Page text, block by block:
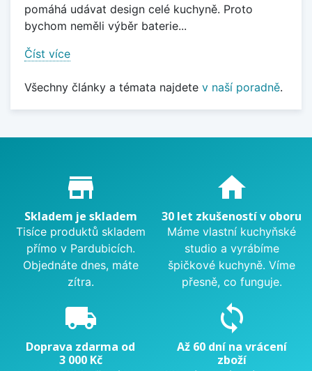
pomáhá udávat design celé kuchyně. Proto
bychom neměli výběr baterie...
Číst více
Všechny články a témata najdete v naší poradně.
Proč nakupovat u nás?
store_mall_directory
Skladem je skladem
Tisíce produktů skladem
přímo v Pardubicích.
Objednáte dnes, máte
zítra.
home
30 let zkušeností v oboru
Máme vlastní kuchyňské
studio a vyrábíme
špičkové kuchyně. Víme
přesně, co funguje.
local_shipping
Doprava zdarma od
3 000 Kč
sync
Až 60 dní na vrácení
zboží